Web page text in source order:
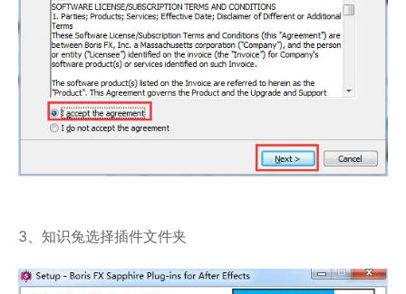
3、知识兔选择插件文件夹